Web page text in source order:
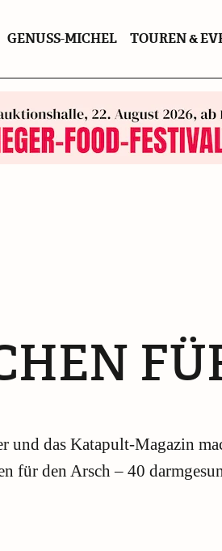
GENUSS-MICHEL TOUREN &
das Katapult-Magazin
für den Arsch – 40